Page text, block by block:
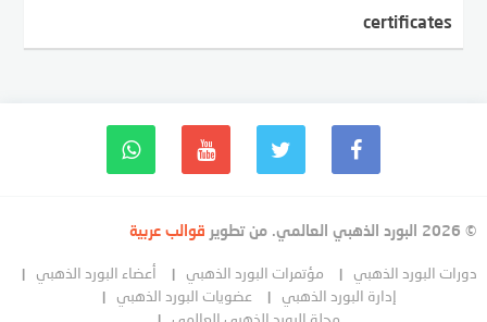
certificates
© 2026 البورد الذهبي العالمي. من تطوير قوالب عربية
دورات البورد الذهبي مؤتمرات البورد الذهبي
أعضاء البورد الذهبي
إدارة البورد الذهبي
عضويات البورد الذهبي